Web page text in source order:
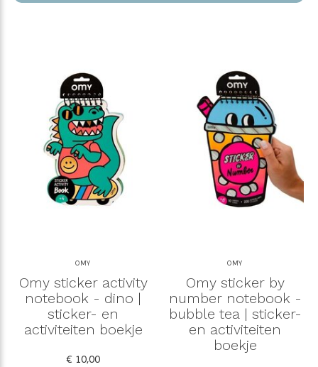
OMY
Omy sticker activity
notebook - dino |
sticker- en
activiteiten boekje
€ 10,00
OMY
Omy sticker by
number notebook -
bubble tea | sticker-
en activiteiten
boekje